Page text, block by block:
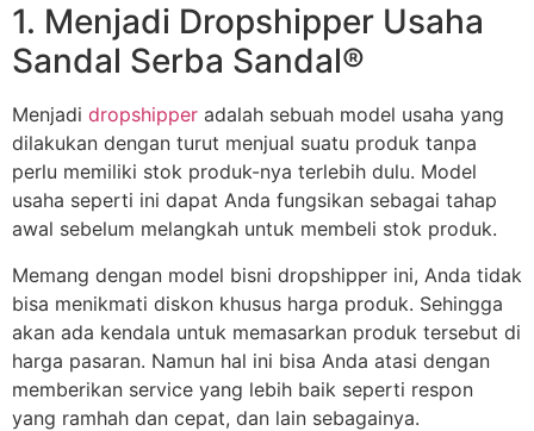
1. Menjadi Dropshipper Usaha
Sandal Serba Sandal®
Menjadi dropshipper adalah sebuah model usaha yang
dilakukan dengan turut menjual suatu produk tanpa
perlu memiliki stok produk-nya terlebih dulu. Model
usaha seperti ini dapat Anda fungsikan sebagai tahap
awal sebelum melangkah untuk membeli stok produk.
Memang dengan model bisni dropshipper ini, Anda tidak
bisa menikmati diskon khusus harga produk. Sehingga
akan ada kendala untuk memasarkan produk tersebut di
harga pasaran. Namun hal ini bisa Anda atasi dengan
memberikan service yang lebih baik seperti respon
yang ramhah dan cepat, dan lain sebagainya.